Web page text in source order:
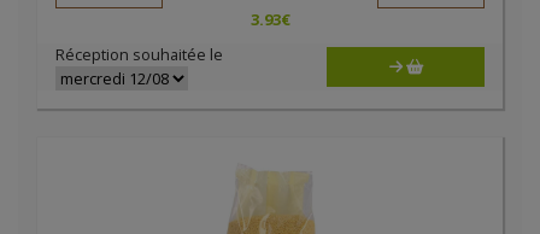
3.93€
Réception souhaitée le